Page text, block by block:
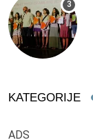
KATEGORIJE
ADS